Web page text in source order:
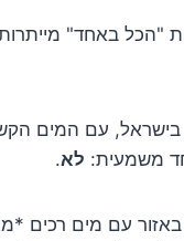
"הכל באחד"
עם המים
משמעית: לא.
עם מים רכים